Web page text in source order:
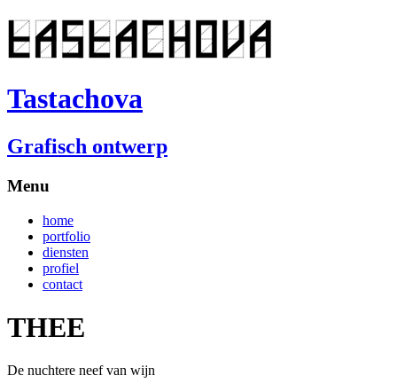
Tastachova
Grafisch ontwerp
Menu
home
portfolio
diensten
profiel
contact
THEE
De nuchtere neef van wijn